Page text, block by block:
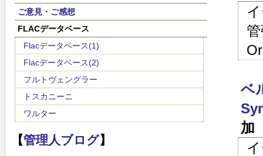
ご意見・ご感想
FLACデータベース
Flacデータベース(1)
Flacデータベース(2)
フルトヴェングラー
トスカニーニ
ワルター
【管理人ブログ】
ベ
加